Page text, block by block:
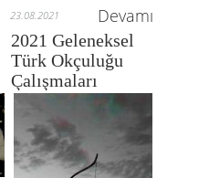
23.08.2021 Devamı
2021 Geleneksel
Türk Okçuluğu
Çalışmaları